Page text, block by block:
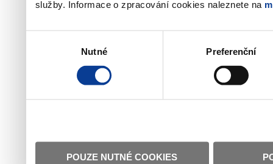
služby. Informace o zpracování cookies naleznete na
Nutné Preferenční
POUZE NUTNÉ COOKIES